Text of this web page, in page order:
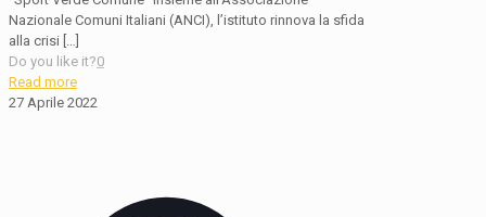
Nazionale Comuni Italiani (ANCI), l’istituto rinnova la sfida
alla crisi […]
Do you like it?0
Read more
27 Aprile 2022